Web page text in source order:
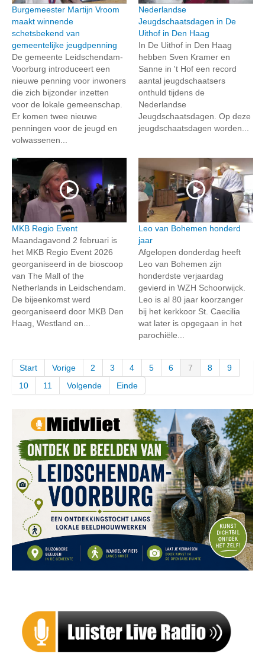
Burgemeester Martijn Vroom
maakt winnende
schetsbekend van
gemeentelijke jeugdpenning
De gemeente Leidschendam-
Voorburg introduceert een
nieuwe penning voor inwoners
die zich bijzonder inzetten
voor de lokale gemeenschap.
Er komen twee nieuwe
penningen voor de jeugd en
volwassenen...
Nederlandse
Jeugdschaatsdagen in De
Uithof in Den Haag
In De Uithof in Den Haag
hebben Sven Kramer en
Sanne in 't Hof een record
aantal jeugdschaatsers
onthuld tijdens de
Nederlandse
Jeugdschaatsdagen. Op deze
jeugdschaatsdagen worden...
MKB Regio Event
Maandagavond 2 februari is
het MKB Regio Event 2026
georganiseerd in de bioscoop
van The Mall of the
Netherlands in Leidschendam.
De bijeenkomst werd
georganiseerd door MKB Den
Haag, Westland en...
Leo van Bohemen honderd
jaar
Afgelopen donderdag heeft
Leo van Bohemen zijn
honderdste verjaardag
gevierd in WZH Schoorwijck.
Leo is al 80 jaar koorzanger
bij het kerkkoor St. Caecilia
wat later is opgegaan in het
parochiële...
Start Vorige 2 3 4 5 6 7 8
9
10
11 Volgende Einde